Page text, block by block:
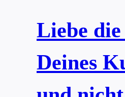
das
Liebe
Deines